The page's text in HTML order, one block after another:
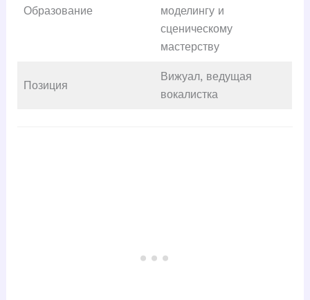
Образование
моделингу и
сценическому
мастерству
Позиция
Вижуал, ведущая
вокалистка